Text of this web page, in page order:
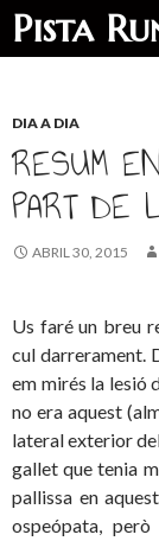
Pista
Search
SKIP
DIA A DIA
RESUM
PART DE
ABRIL 30, 2015
Us faré un breu
cul darrerament.
em mirés la lesió
no era aquest
lateral exterior
gallet que tenia
pallissa en
ospeópata,